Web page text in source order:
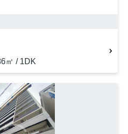
㎡ / 1DK